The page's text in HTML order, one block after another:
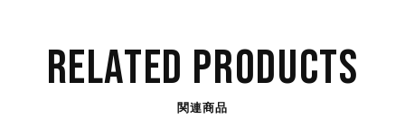
RELATED PRODUCTS
関連商品